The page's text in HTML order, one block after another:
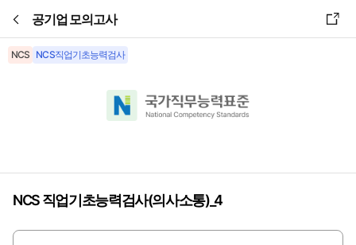
공기업 모의고사
NCS NCS직업기초능력검사
NCS 직업기초능력검사(의사소통)_4